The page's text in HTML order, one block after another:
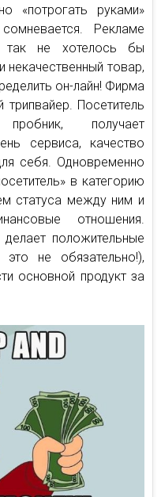
«потрогать руками»
Рекламе
не хотелось бы
некачественный товар,
он-лайн! Фирма
Посетитель
получает
сервиса, качество
себя. Одновременно
в категорию
статуса между ним и
отношения.
делает положительные
не обязательно!),
основной продукт за